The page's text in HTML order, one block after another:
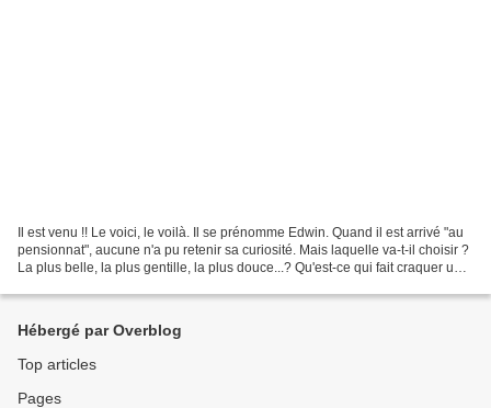
Il est venu !! Le voici, le voilà. Il se prénomme Edwin. Quand il est arrivé "au
pensionnat", aucune n'a pu retenir sa curiosité. Mais laquelle va-t-il choisir ?
La plus belle, la plus gentille, la plus douce...? Qu'est-ce qui fait craquer un
Hébergé par Overblog
Top articles
Pages